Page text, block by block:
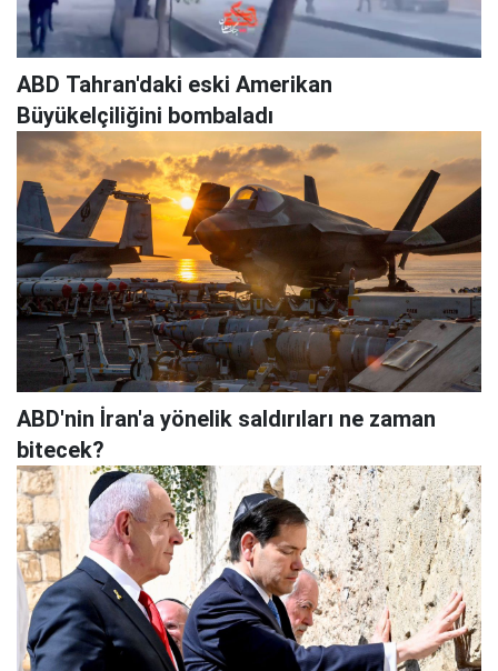
ABD Tahran'daki eski Amerikan
Büyükelçiliğini bombaladı
ABD'nin İran'a yönelik saldırıları ne zaman
bitecek?